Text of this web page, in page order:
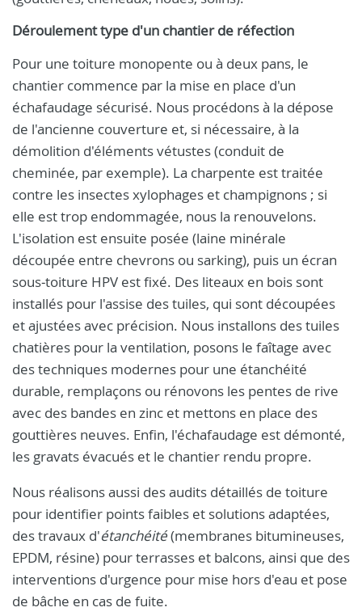
Déroulement type d'un chantier de réfection
Pour une toiture monopente ou à deux pans, le
chantier commence par la mise en place d'un
échafaudage sécurisé. Nous procédons à la dépose
de l'ancienne couverture et, si nécessaire, à la
démolition d'éléments vétustes (conduit de
cheminée, par exemple). La charpente est traitée
contre les insectes xylophages et champignons ; si
elle est trop endommagée, nous la renouvelons.
L'isolation est ensuite posée (laine minérale
découpée entre chevrons ou sarking), puis un écran
sous‑toiture HPV est fixé. Des liteaux en bois sont
installés pour l'assise des tuiles, qui sont découpées
et ajustées avec précision. Nous installons des tuiles
chatières pour la ventilation, posons le faîtage avec
des techniques modernes pour une étanchéité
durable, remplaçons ou rénovons les pentes de rive
avec des bandes en zinc et mettons en place des
gouttières neuves. Enfin, l'échafaudage est démonté,
les gravats évacués et le chantier rendu propre.
Nous réalisons aussi des audits détaillés de toiture
pour identifier points faibles et solutions adaptées,
des travaux d'étanchéité(membranes bitumineuses,
EPDM, résine) pour terrasses et balcons, ainsi que des
interventions d'urgence pour mise hors d'eau et pose
de bâche en cas de fuite.